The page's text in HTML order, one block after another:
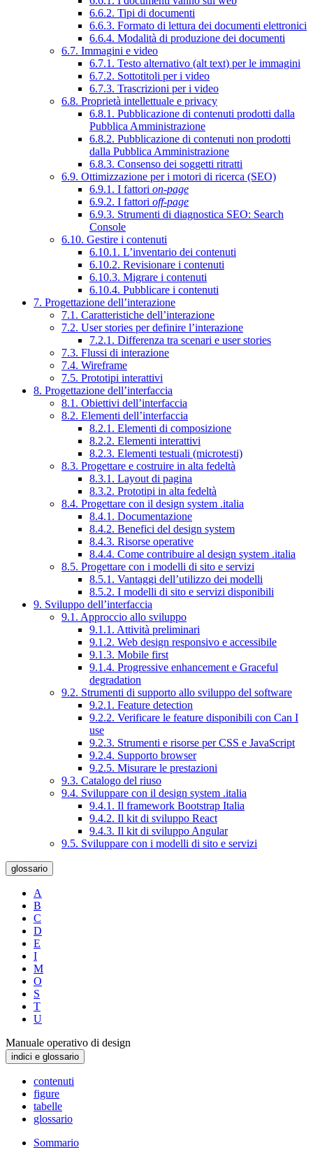
6.6.2. Tipi di documenti
6.6.3. Formato di lettura dei documenti elettronici
6.6.4. Modalità di produzione dei documenti
6.7. Immagini e video
6.7.1. Testo alternativo (alt text) per le immagini
6.7.2. Sottotitoli per i video
6.7.3. Trascrizioni per i video
6.8. Proprietà intellettuale e privacy
6.8.1. Pubblicazione di contenuti prodotti dalla
Pubblica Amministrazione
6.8.2. Pubblicazione di contenuti non prodotti
dalla Pubblica Amministrazione
6.8.3. Consenso dei soggetti ritratti
6.9. Ottimizzazione per i motori di ricerca (SEO)
6.9.1. I fattori on-page
6.9.2. I fattori off-page
6.9.3. Strumenti di diagnostica SEO: Search
Console
6.10. Gestire i contenuti
6.10.1. L’inventario dei contenuti
6.10.2. Revisionare i contenuti
6.10.3. Migrare i contenuti
6.10.4. Pubblicare i contenuti
7. Progettazione dell’interazione
7.1. Caratteristiche dell’interazione
7.2. User stories per definire l’interazione
7.2.1. Differenza tra scenari e user stories
7.3. Flussi di interazione
7.4. Wireframe
7.5. Prototipi interattivi
8. Progettazione dell’interfaccia
8.1. Obiettivi dell’interfaccia
8.2. Elementi dell’interfaccia
8.2.1. Elementi di composizione
8.2.2. Elementi interattivi
8.2.3. Elementi testuali (microtesti)
8.3. Progettare e costruire in alta fedeltà
8.3.1. Layout di pagina
8.3.2. Prototipi in alta fedeltà
8.4. Progettare con il design system .italia
8.4.1. Documentazione
8.4.2. Benefici del design system
8.4.3. Risorse operative
8.4.4. Come contribuire al design system .italia
8.5. Progettare con i modelli di sito e servizi
8.5.1. Vantaggi dell’utilizzo dei modelli
8.5.2. I modelli di sito e servizi disponibili
9. Sviluppo dell’interfaccia
9.1. Approccio allo sviluppo
9.1.1. Attività preliminari
9.1.2. Web design responsivo e accessibile
9.1.3. Mobile first
9.1.4. Progressive enhancement e Graceful
degradation
9.2. Strumenti di supporto allo sviluppo del software
9.2.1. Feature detection
9.2.2. Verificare le feature disponibili con Can I
use
9.2.3. Strumenti e risorse per CSS e JavaScript
9.2.4. Supporto browser
9.2.5. Misurare le prestazioni
9.3. Catalogo del riuso
9.4. Sviluppare con il design system .italia
9.4.1. Il framework Bootstrap Italia
9.4.2. Il kit di sviluppo React
9.4.3. Il kit di sviluppo Angular
9.5. Sviluppare con i modelli di sito e servizi
glossario
A
B
C
D
E
I
M
O
S
T
U
Manuale operativo di design
indici e glossario
contenuti
figure
tabelle
glossario
Sommario